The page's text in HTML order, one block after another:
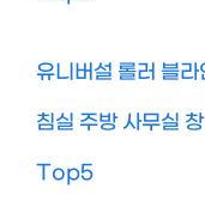
유니버설 롤러 블
침실 주방 사무실
Top5